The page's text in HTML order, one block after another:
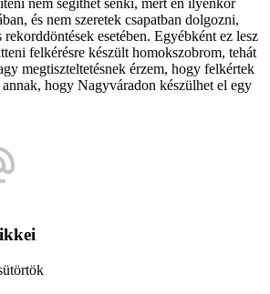
és nem szeretek csapatban dolgozni,
esetében. Egyébként ez lesz
felkérésre készült homokszobrom, tehát
megtiszteltetésnek érzem, hogy felkértek
hogy Nagyváradon készülhet el egy